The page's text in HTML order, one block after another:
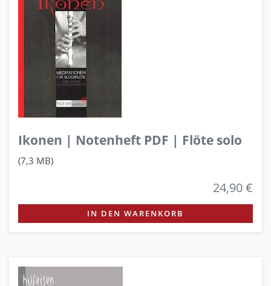
Ikonen | Notenheft PDF | Flöte solo
(7,3 MB)
24,90 €
IN DEN WARENKORB